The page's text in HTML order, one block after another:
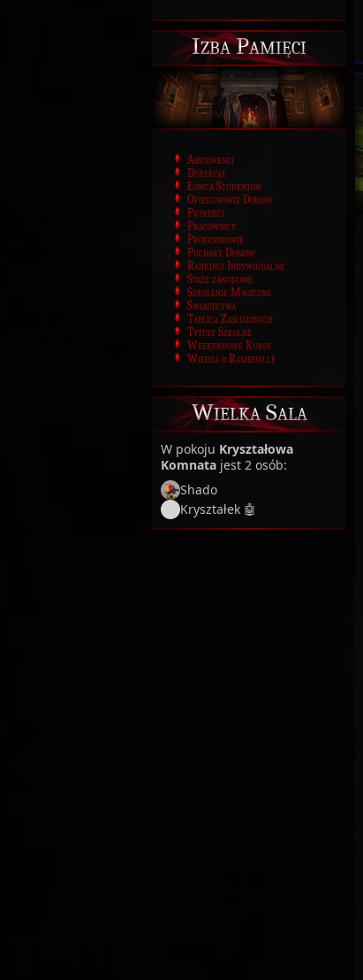
Izba Pamięci
Absolwenci
Dyrekcja
Łowca Studentów
Opiekunowie Domów
Prefekci
Pracownicy
Profesorowie
Puchary Domów
Rankingi Indywidualne
Staże zawodowe
Szkolenie Magiczne
Świadectwa
Tablica Zasłużonych
Tytuły Szkolne
Weekendowe Kursy
Wiedza o Ramesville
Wielka Sala
W pokoju Kryształowa
Komnata jest 2 osób:
Shado
Kryształek 🤖